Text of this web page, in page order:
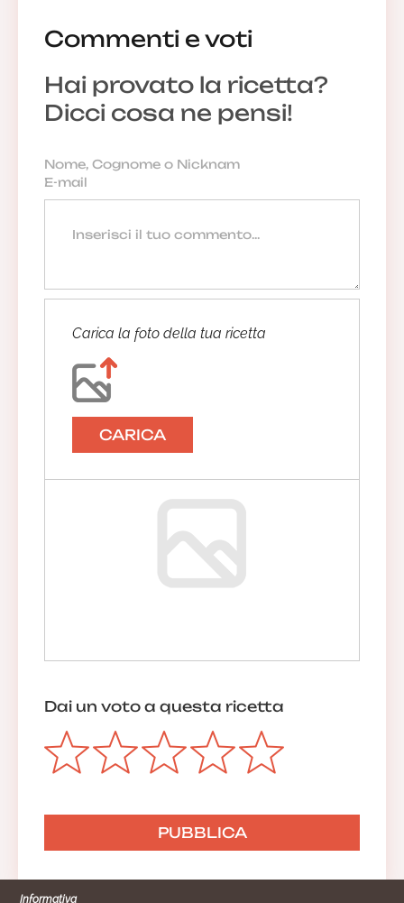
Commenti e voti
Hai provato la ricetta?
Dicci cosa ne pensi!
Carica la foto della tua ricetta
CARICA
Dai un voto a questa ricetta
Informativa